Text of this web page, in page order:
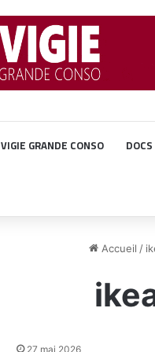
VIGIE GRANDE CONSO
Accueil /
27 mai 2026